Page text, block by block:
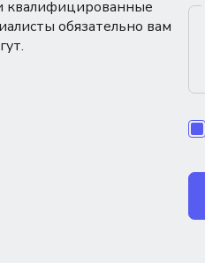
квалифицированные
обязательно вам